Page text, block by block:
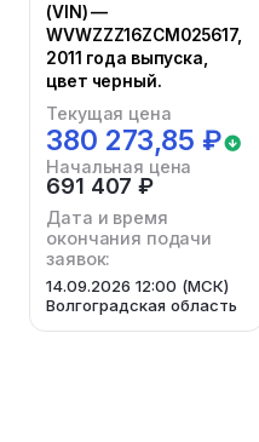
(VIN) —
WVWZZZ16ZCM025617,
2011 года выпуска,
цвет черный.
Текущая цена
380 273,85 ₽
Начальная цена
691 407 ₽
Дата и время
окончания подачи
заявок:
14.09.2026 12:00 (МСК)
Волгоградская область